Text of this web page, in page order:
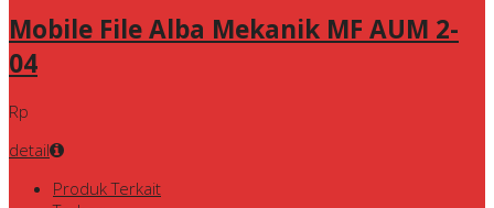
Mobile File Alba Mekanik MF AUM 2-
04
Rp
detail
Produk Terkait